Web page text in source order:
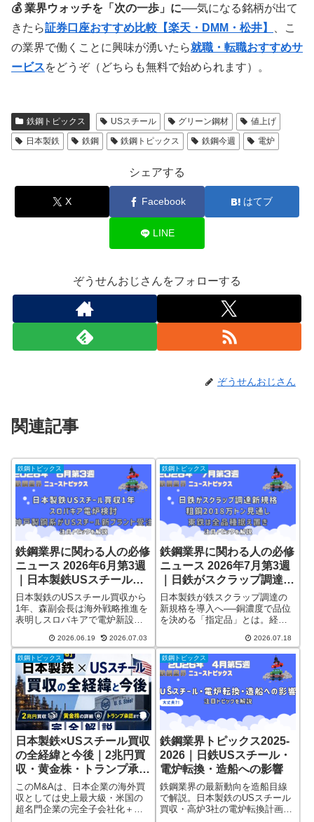
💰 業界ウォッチを「次の一歩」に──気になる銘柄が出て
きたら証券口座おすすめ比較【楽天・DMM・松井】
、こ
の業界で働くことに興味が湧いたら就職・転職おすすめサ
ービスをどうぞ（どちらも無料で始められます）。
鉄鋼トピックス USスチール グリーン鋼材
値上げ
日本製鉄
鉄鋼 鉄鋼トピックス 鉄鋼今週 電炉
シェアする
X Facebook はてブ
LINE
ぞうせんおじさんをフォローする
ぞうせんおじさん
関連記事
鉄鋼トピックス
鉄鋼業界に関わる人の必修
ニュース 2026年6月第3週
｜日本製鉄USスチール買
収1年・スロバキア電炉検
討・神戸製鋼系がUSスチ
ール新プラント受注・中台
ステンレスAD仮決定──こ
れだけ押さえれば情報通
日本製鉄のUSスチール買収から
1年、森副会長は海外戦略推進を
表明しスロバキアで電炉新設を
はUSスチール向けに年250万ト
ンの直接還元鉄プラントを受
注。H形鋼・ステンレス線材の値
上げ継続、中・台ステンレス冷
延鋼板のAD調査が鉄鋼一次製品
で初の仮決定。鉄鋼業界人の必
修ニュースを出典明示で解説。
2026.06.19 2026.07.03
鉄鋼トピックス
鉄鋼業界に関わる人の必修
ニュース 2026年7月第3週
｜日鉄がスクラップ調達新
規格「銅濃度で分類」・粗
鋼2018万トン見通し・東
鉄は全品種据え置き──こ
れだけ押さえれば情報通
日本製鉄が鉄スクラップ調達の
新規格を導入へ──銅濃度で品位
を決める「指定品」とは。経産
し、東京製鉄の全品種据え置
き、三菱製鋼の海外電炉戦略ま
で、2026年7月第3週の鉄鋼ニュ
ースを一次情報で凝縮解説。
2026.07.18
鉄鋼トピックス
日本製鉄×USスチール買収
の全経緯と今後｜2兆円買
収・黄金株・トランプ承認
まで完全解説（2026年最
新）
このM&Aは、日本企業の海外買
収としては史上最大級・米国の
超名門企業の完全子会社化＋大
鉄鋼トピックス
鉄鋼業界トピックス2025-
2026｜日鉄USスチール・
電炉転換・造船への影響
鉄鋼業界の最新動向を造船目線
で解説。日本製鉄のUSスチール
買収・高炉3社の電炉転換計画・